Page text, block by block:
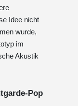
Idee nicht
wurde,
im
Akustik
Pop